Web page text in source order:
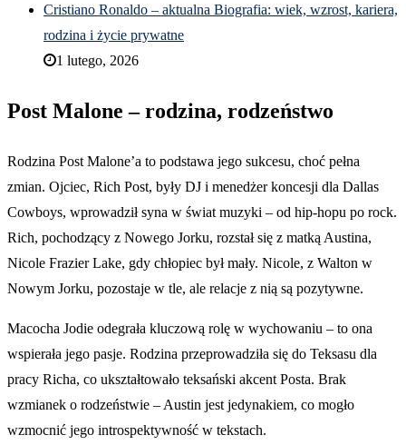
Cristiano Ronaldo – aktualna Biografia: wiek, wzrost, kariera,
rodzina i życie prywatne
1 lutego, 2026
Post Malone – rodzina, rodzeństwo
Rodzina Post Malone’a to podstawa jego sukcesu, choć pełna
zmian. Ojciec, Rich Post, były DJ i menedżer koncesji dla Dallas
Cowboys, wprowadził syna w świat muzyki – od hip-hopu po rock.
Rich, pochodzący z Nowego Jorku, rozstał się z matką Austina,
Nicole Frazier Lake, gdy chłopiec był mały. Nicole, z Walton w
Nowym Jorku, pozostaje w tle, ale relacje z nią są pozytywne.
Macocha Jodie odegrała kluczową rolę w wychowaniu – to ona
wspierała jego pasje. Rodzina przeprowadziła się do Teksasu dla
pracy Richa, co ukształtowało teksański akcent Posta. Brak
wzmianek o rodzeństwie – Austin jest jedynakiem, co mogło
wzmocnić jego introspektywność w tekstach.